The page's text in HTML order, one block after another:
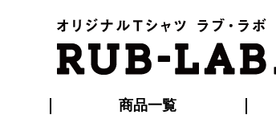
商品一覧